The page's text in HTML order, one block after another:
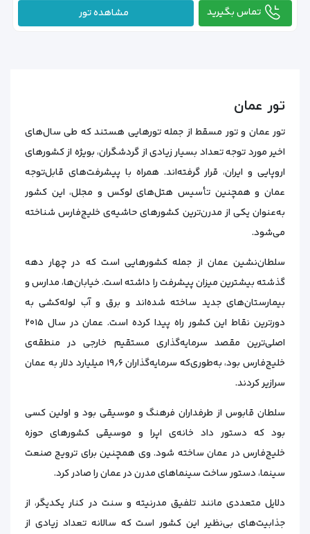
تماس بگیرید مشاهده تور
تور عمان
تور عمان و تور مسقط از جمله تورهایی هستند که طی سال‌های
اخیر مورد توجه تعداد بسیار زیادی از گردشگران، بویژه از کشورهای
اروپایی و ایران، قرار گرفته‌اند. همراه با پیشرفت‌های قابل‌توجه
عمان و همچنین تأسیس هتل‌های لوکس و مجلل، این کشور
به‌عنوان یکی از مدرن‌ترین کشورهای حاشیه‌ی خلیج‌فارس شناخته
می‌شود.
سلطان‌نشین عمان از جمله کشورهایی است که در چهار دهه
گذشته بیشترین میزان پیشرفت را داشته است. خیابان‌ها، مدارس و
بیمارستان‌های جدید ساخته شده‌اند و برق و آب لوله‌کشی به
دورترین نقاط این کشور راه پیدا کرده است. عمان در سال ۲۰۱۵
اصلی‌ترین مقصد سرمایه‌گذاری مستقیم خارجی در منطقه‌ی
خلیج‌فارس بود، به‌طوری‌که سرمایه‌گذاران ۱۹٫۶ میلیارد دلار به عمان
سرازیر کردند.
سلطان قابوس از طرفداران فرهنگ و موسیقی بود و اولین کسی
بود که دستور داد خانه‌ی اپرا و موسیقی کشورهای حوزه
خلیج‌فارس در عمان ساخته شود. وی همچنین برای ترویج صنعت
سینما، دستور ساخت سینماهای مدرن در عمان را صادر کرد.
دلایل متعددی مانند تلفیق مدرنیته و سنت در کنار یکدیگر، از
جذابیت‌های بی‌نظیر این کشور است که سالانه تعداد زیادی از